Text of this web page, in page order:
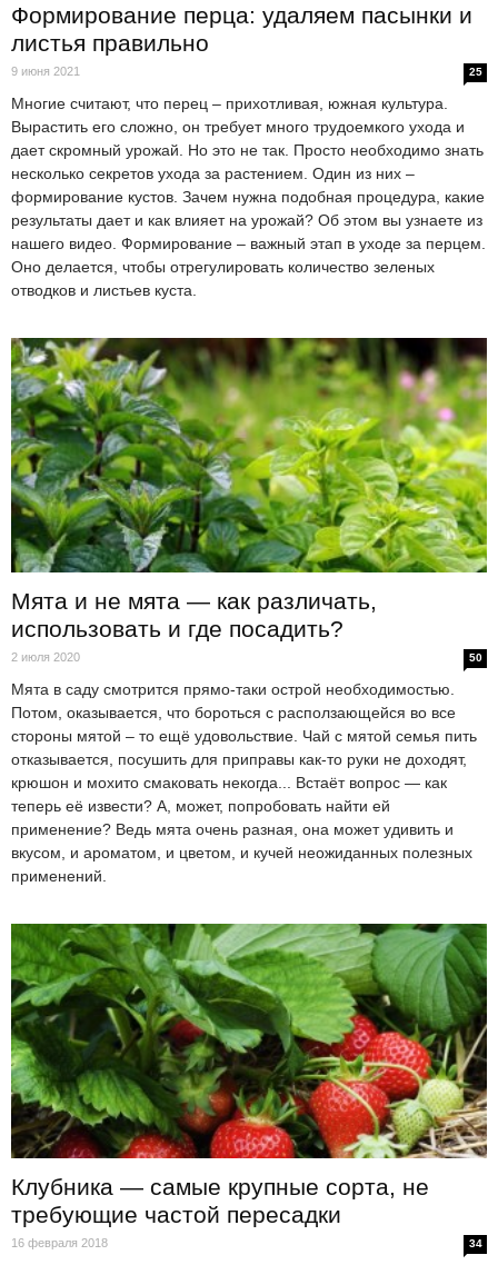
Формирование перца: удаляем пасынки и
листья правильно
9 июня 2021 25
Многие считают, что перец – прихотливая, южная культура.
Вырастить его сложно, он требует много трудоемкого ухода и
дает скромный урожай. Но это не так. Просто необходимо знать
несколько секретов ухода за растением. Один из них –
формирование кустов. Зачем нужна подобная процедура, какие
результаты дает и как влияет на урожай? Об этом вы узнаете из
нашего видео. Формирование – важный этап в уходе за перцем.
Оно делается, чтобы отрегулировать количество зеленых
отводков и листьев куста.
Мята и не мята — как различать,
использовать и где посадить?
2 июля 2020 50
Мята в саду смотрится прямо-таки острой необходимостью.
Потом, оказывается, что бороться с расползающейся во все
стороны мятой – то ещё удовольствие. Чай с мятой семья пить
отказывается, посушить для приправы как-то руки не доходят,
крюшон и мохито смаковать некогда... Встаёт вопрос — как
теперь её извести? А, может, попробовать найти ей
применение? Ведь мята очень разная, она может удивить и
вкусом, и ароматом, и цветом, и кучей неожиданных полезных
применений.
Клубника — самые крупные сорта, не
требующие частой пересадки
16 февраля 2018 34